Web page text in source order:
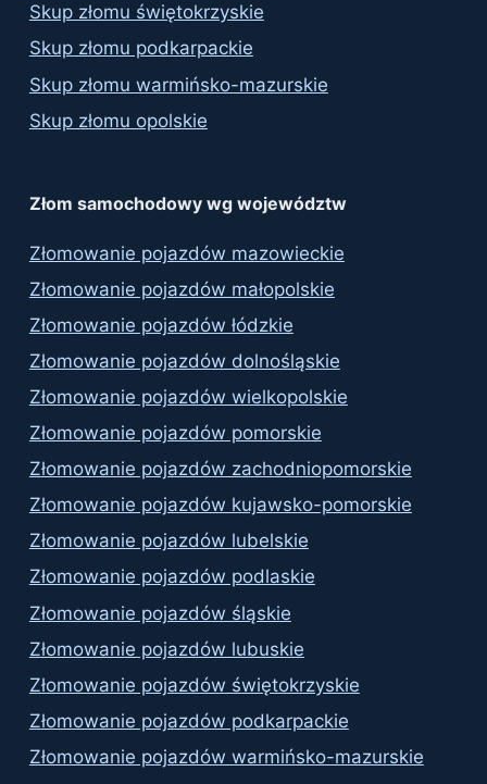
Skup złomu świętokrzyskie
Skup złomu podkarpackie
Skup złomu warmińsko-mazurskie
Skup złomu opolskie
Złom samochodowy wg województw
Złomowanie pojazdów mazowieckie
Złomowanie pojazdów małopolskie
Złomowanie pojazdów łódzkie
Złomowanie pojazdów dolnośląskie
Złomowanie pojazdów wielkopolskie
Złomowanie pojazdów pomorskie
Złomowanie pojazdów zachodniopomorskie
Złomowanie pojazdów kujawsko-pomorskie
Złomowanie pojazdów lubelskie
Złomowanie pojazdów podlaskie
Złomowanie pojazdów śląskie
Złomowanie pojazdów lubuskie
Złomowanie pojazdów świętokrzyskie
Złomowanie pojazdów podkarpackie
Złomowanie pojazdów warmińsko-mazurskie